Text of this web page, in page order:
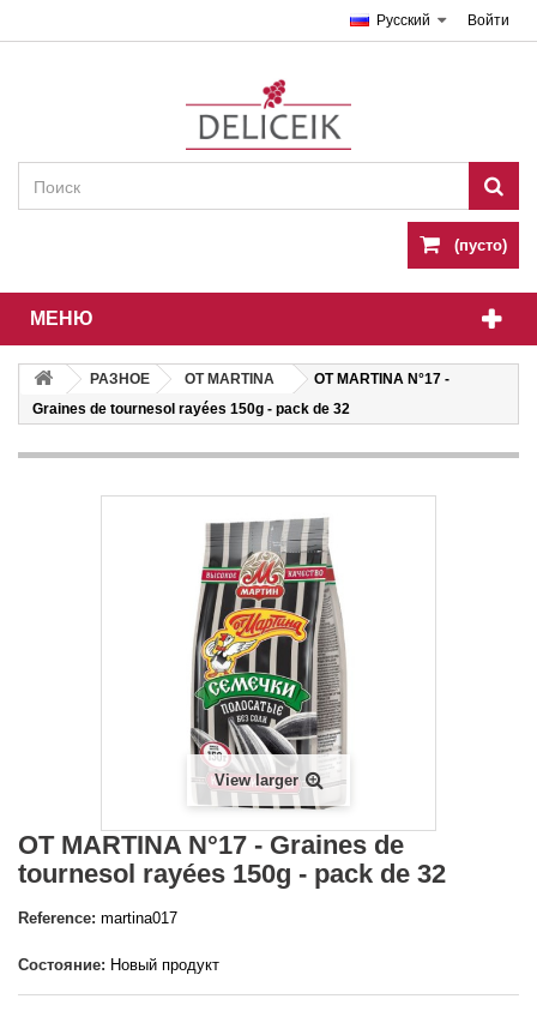
Войти
Русский
(пусто)
МЕНЮ
РАЗНОЕ OT MARTINA
OT MARTINA N°17 -
Graines de tournesol rayées 150g - pack de 32
View larger
OT MARTINA N°17 - Graines de
tournesol rayées 150g - pack de 32
Reference: martina017
Состояние: Новый продукт